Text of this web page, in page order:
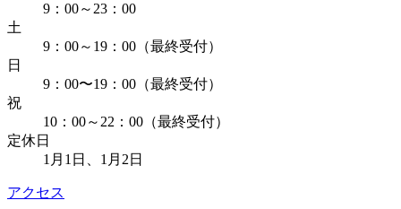
9：00～23：00
土
9：00～19：00（最終受付）
日
9：00〜19：00（最終受付）
祝
10：00～22：00（最終受付）
定休日
1月1日、1月2日
アクセス